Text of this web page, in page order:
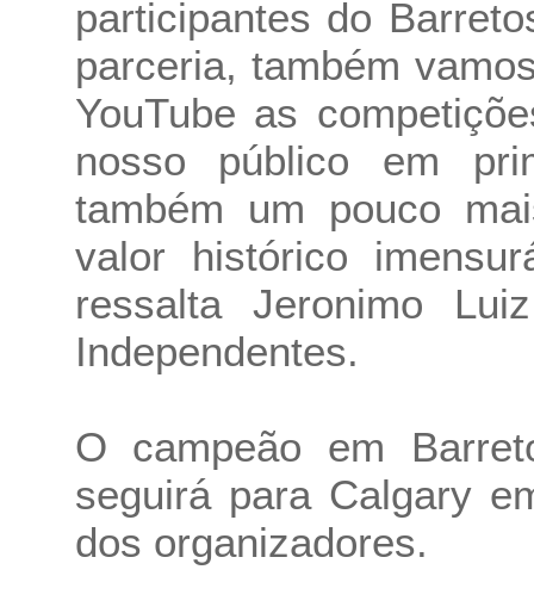
participantes do
parceria, também
YouTube as
nosso público em
também um pouco
valor histórico
ressalta Jeronimo
Independentes.
O campeão em
seguirá para Calgary
dos organizadores.